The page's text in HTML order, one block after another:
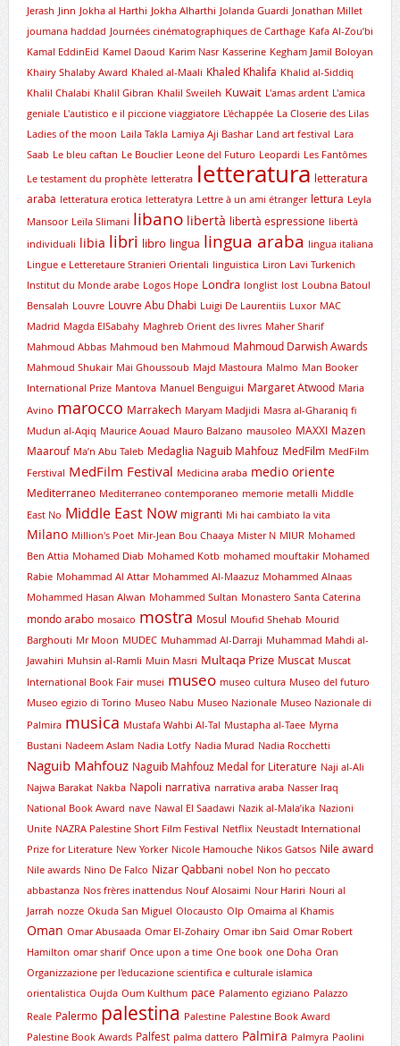
Jerash Jinn Jokha al Harthi Jokha Alharthi Jolanda Guardi Jonathan Millet
joumana haddad Journées cinématographiques de Carthage Kafa Al-Zou’bi
Kamal EddinEid Kamel Daoud Karim Nasr Kasserine Kegham Jamil Boloyan
Khairy Shalaby Award Khaled al-Maali Khaled Khalifa Khalid al-Siddiq
Khalil Chalabi Khalil Gibran Khalil Sweileh Kuwait L'amas ardent L'amica
geniale L'autistico e il piccione viaggiatore L'échappée La Closerie des Lilas
Ladies of the moon Laila Takla Lamiya Aji Bashar Land art festival Lara
Saab Le bleu caftan Le Bouclier Leone del Futuro Leopardi Les Fantômes
Le testament du prophète letteratra letteratura letteratura
araba letteratura erotica letteratyra Lettre à un ami étranger lettura Leyla
Mansoor Leïla Slimani libano libertà libertà espressione libertà
individuali libia libri libro lingua lingua araba lingua italiana
Lingue e Letteretaure Stranieri Orientali linguistica Liron Lavi Turkenich
lnstitut du Monde arabe Logos Hope Londra longlist lost Loubna Batoul
Bensalah Louvre Louvre Abu Dhabi Luigi De Laurentiis Luxor MAC
Madrid Magda ElSabahy Maghreb Orient des livres Maher Sharif
Mahmoud Abbas Mahmoud ben Mahmoud Mahmoud Darwish Awards
Mahmoud Shukair Mai Ghoussoub Majd Mastoura Malmo Man Booker
International Prize Mantova Manuel Benguigui Margaret Atwood Maria
Avino marocco Marrakech Maryam Madjidi Masra al-Gharaniq fi
Mudun al-Aqiq Maurice Aouad Mauro Balzano mausoleo MAXXI Mazen
Maarouf Ma’n Abu Taleb Medaglia Naguib Mahfouz MedFilm MedFilm
Ferstival MedFilm Festival Medicina araba medio oriente
Mediterraneo Mediterraneo contemporaneo memorie metalli Middle
East No Middle East Now migranti Mi hai cambiato la vita
Milano Million's Poet Mir-Jean Bou Chaaya Mister N MIUR Mohamed
Ben Attia Mohamed Diab Mohamed Kotb mohamed mouftakir Mohamed
Rabie Mohammad Al Attar Mohammed Al-Maazuz Mohammed Alnaas
Mohammed Hasan Alwan Mohammed Sultan Monastero Santa Caterina
mondo arabo mosaico mostra Mosul Moufid Shehab Mourid
Barghouti Mr Moon MUDEC Muhammad Al-Darraji Muhammad Mahdi al-
Jawahiri Muhsin al-Ramli Muin Masri Multaqa Prize Muscat Muscat
International Book Fair musei museo museo cultura Museo del futuro
Museo egizio di Torino Museo Nabu Museo Nazionale Museo Nazionale di
Palmira musica Mustafa Wahbi Al-Tal Mustapha al-Taee Myrna
Bustani Nadeem Aslam Nadia Lotfy Nadia Murad Nadia Rocchetti
Naguib Mahfouz Naguib Mahfouz Medal for Literature Naji al-Ali
Najwa Barakat Nakba Napoli narrativa narrativa araba Nasser Iraq
National Book Award nave Nawal El Saadawi Nazik al-Mala’ika Nazioni
Unite NAZRA Palestine Short Film Festival Netflix Neustadt International
Prize for Literature New Yorker Nicole Hamouche Nikos Gatsos Nile award
Nile awards Nino De Falco Nizar Qabbani nobel Non ho peccato
abbastanza Nos frères inattendus Nouf Alosaimi Nour Hariri Nouri al
Jarrah nozze Okuda San Miguel Olocausto Olp Omaima al Khamis
Oman Omar Abusaada Omar El-Zohairy Omar ibn Said Omar Robert
Hamilton omar sharif Once upon a time One book one Doha Oran
Organizzazione per l'educazione scientifica e culturale islamica
orientalistica Oujda Oum Kulthum pace Palamento egiziano Palazzo
Reale Palermo palestina Palestine Palestine Book Award
Palestine Book Awards Palfest palma dattero Palmira Palmyra Paolini